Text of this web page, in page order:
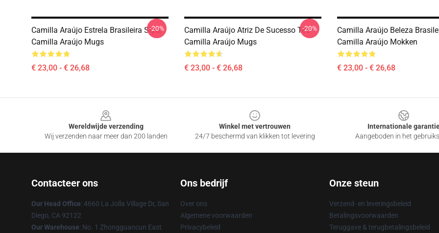
Camilla Araújo Estrela Brasileira Style
Camilla Araújo Mugs
€ 23,00 - € 26,68
-20%
Camilla Araújo Atriz De Sucesso Tee
Camilla Araújo Mugs
€ 23,00 - € 26,68
-20%
Camilla Araújo Beleza
Camilla Araújo Mokken
€ 23,00 - € 26,68
Wereldwijde verzending
Wij verzenden naar meer dan 200 landen
Winkel met vertrouwen
24/7 beschermd van klikken tot levering
Internationale
Aangeboden in het
Contacteer ons
Our Head Office: 4660 La Jolla Village Dr, San
Diego, CA 92122
Our Warehouse: No. 1 Zhongguancun East
Ons bedrijf
Over ons
Algemene voorwaarden
Privacybeleid
Onze steun
Verzend- en leveringsbeleid
Betalingsvoorwaarden
Teruggave & terugbetalingsbeleid